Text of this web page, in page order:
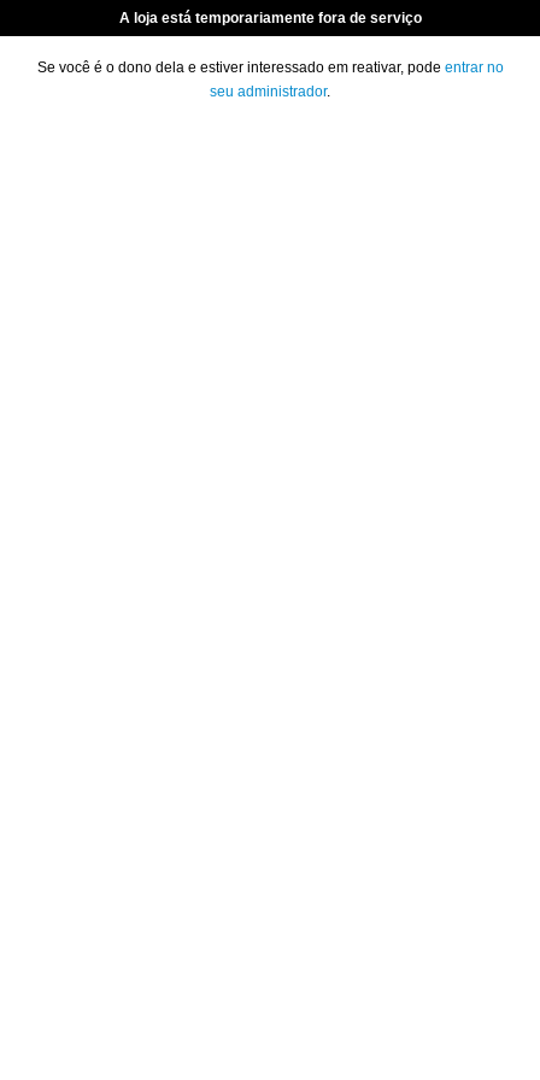
A loja está temporariamente fora de serviço
Se você é o dono dela e estiver interessado em reativar, pode entrar no
seu administrador.